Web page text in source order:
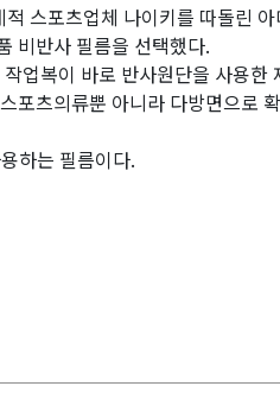
스포츠업체 나이키를 따돌린
비반사 필름을 선택했다.
업복이 바로 반사원단을 사용한
포츠의류뿐 아니라 다방면으로
하는 필름이다.